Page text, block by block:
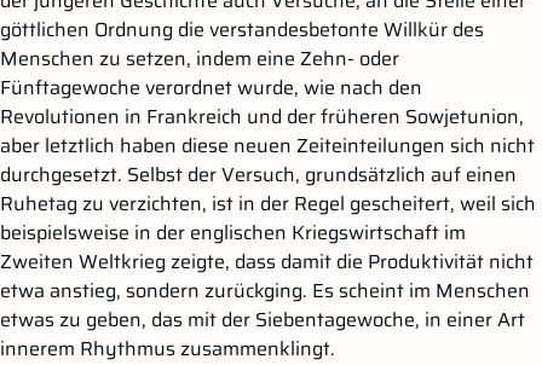
göttlichen Ordnung die verstandesbetonte Willkür des
Menschen zu setzen, indem eine Zehn- oder
Fünftagewoche verordnet wurde, wie nach den
Revolutionen in Frankreich und der früheren Sowjetunion,
aber letztlich haben diese neuen Zeiteinteilungen sich nicht
durchgesetzt. Selbst der Versuch, grundsätzlich auf einen
Ruhetag zu verzichten, ist in der Regel gescheitert, weil sich
beispielsweise in der englischen Kriegswirtschaft im
Zweiten Weltkrieg zeigte, dass damit die Produktivität nicht
etwa anstieg, sondern zurückging. Es scheint im Menschen
etwas zu geben, das mit der Siebentagewoche, in einer Art
innerem Rhythmus zusammenklingt.